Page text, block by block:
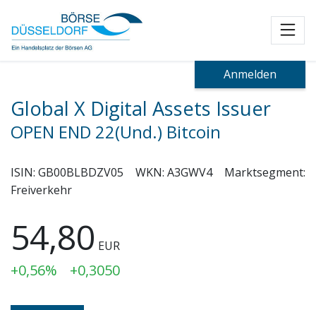
Anmelden
Global X Digital Assets Issuer
OPEN END 22(Und.) Bitcoin
ISIN: GB00BLBDZV05 WKN: A3GWV4
Marktsegment:
Freiverkehr
54,80 EUR
+0,56% +0,3050